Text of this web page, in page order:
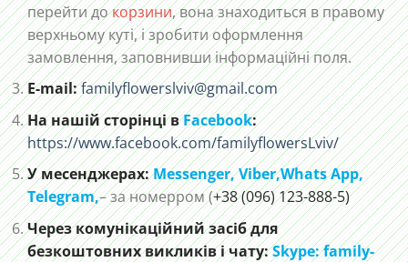
перейти докорзини, вона знаходиться в правому
верхньому куті, і зробити оформлення
замовлення, заповнивши інформаційні поля.
E-mail:familyflowerslviv@gmail.com
На нашій сторінці вFacebook:
https://www.facebook.com/familyflowersLviv/
У месенджерах:Messenger,Viber,Whats App,
Telegram,– за номерром (+38 (096) 123-888-5)
Через комунікаційний засіб для
безкоштовних викликів і чату:Skype: family-